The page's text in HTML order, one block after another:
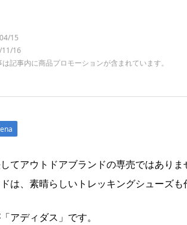
15
11/16
記事内に商品プロモーションが含まれています。
てアウトドアブランドの専売ではありま
は、素晴らしいトレッキングシューズも
アディダス」です。